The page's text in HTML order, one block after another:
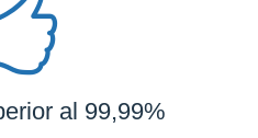
al 99,99%